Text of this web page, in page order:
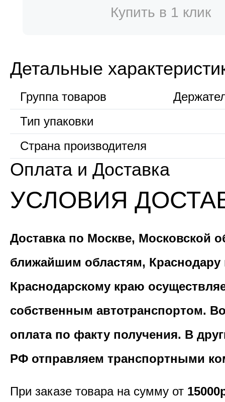
Купить в 1 клик
Детальные
Группа товаров
Тип упаковки
Страна производителя
Оплата и Доставка
УСЛОВИЯ
Доставка по Москве, Московской
ближайшим областям, Краснодару
Краснодарскому краю
собственным автотранспортом.
оплата по факту получения. В
РФ отправляем транспортными
При заказе товара на сумму от